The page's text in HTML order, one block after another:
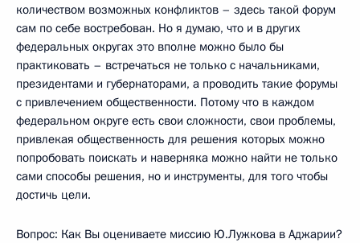
количеством возможных конфликтов – здесь такой форум
сам по себе востребован. Но я думаю, что и в других
федеральных округах это вполне можно было бы
практиковать – встречаться не только с начальниками,
президентами и губернаторами, а проводить такие форумы
с привлечением общественности. Потому что в каждом
федеральном округе есть свои сложности, свои проблемы,
привлекая общественность для решения которых можно
попробовать поискать и наверняка можно найти не только
сами способы решения, но и инструменты, для того чтобы
достичь цели.
Вопрос: Как Вы оцениваете миссию Ю.Лужкова в Аджарии?